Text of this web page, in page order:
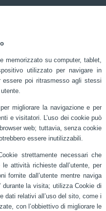
memorizzato su computer, tablet,
utilizzato per navigare in
poi ritrasmesso agli stessi
migliorare la navigazione e per
e visitatori. L’uso dei cookie può
web; tuttavia, senza cookie
essere inutilizzabili.
strettamente necessari che
attività richieste dall’utente, per
fornite dall’utente mentre naviga
durante la visita; utilizza Cookie di
dati relativi all’uso del sito, come i
con l’obbiettivo di migliorare le